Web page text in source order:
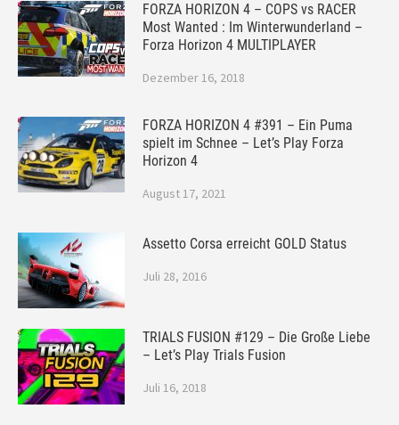
FORZA HORIZON 4 – COPS vs RACER
Most Wanted : Im Winterwunderland –
Forza Horizon 4 MULTIPLAYER
Dezember 16, 2018
FORZA HORIZON 4 #391 – Ein Puma
spielt im Schnee – Let’s Play Forza
Horizon 4
August 17, 2021
Assetto Corsa erreicht GOLD Status
Juli 28, 2016
TRIALS FUSION #129 – Die Große Liebe
– Let’s Play Trials Fusion
Juli 16, 2018